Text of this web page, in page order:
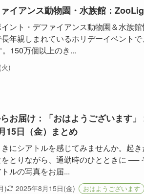
イアンス動物園・水族館：
ント・デファイアンス動物園＆水族館
長年親しまれているホリデーイベント
150万個以上のき...
)
お届け：「おはようございます」
15日（金）まとめ
にシアトルを感じてみませんか。起
とりながら、通勤時のひとときに ──
ルの写真をお届...
) 2025年8月15日(金) おはようございます